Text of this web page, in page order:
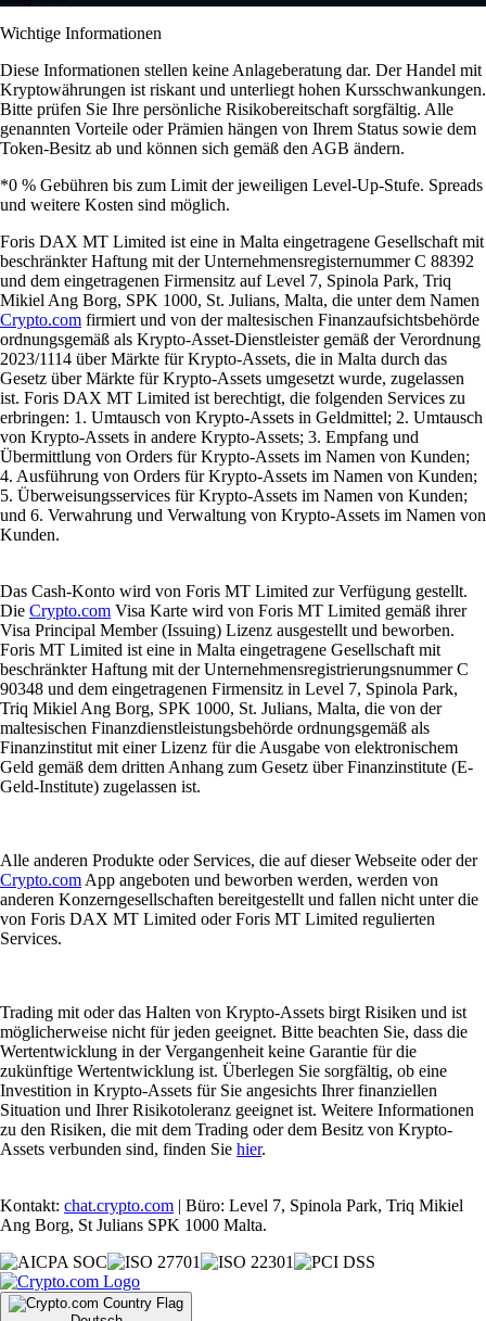
Wichtige Informationen
Diese Informationen stellen keine Anlageberatung dar. Der Handel mit
Kryptowährungen ist riskant und unterliegt hohen Kursschwankungen.
Bitte prüfen Sie Ihre persönliche Risikobereitschaft sorgfältig. Alle
genannten Vorteile oder Prämien hängen von Ihrem Status sowie dem
Token-Besitz ab und können sich gemäß den AGB ändern.
*0 % Gebühren bis zum Limit der jeweiligen Level-Up-Stufe. Spreads
und weitere Kosten sind möglich.
Foris DAX MT Limited ist eine in Malta eingetragene Gesellschaft mit
beschränkter Haftung mit der Unternehmensregisternummer C 88392
und dem eingetragenen Firmensitz auf Level 7, Spinola Park, Triq
Mikiel Ang Borg, SPK 1000, St. Julians, Malta, die unter dem Namen
Crypto.com firmiert und von der maltesischen Finanzaufsichtsbehörde
ordnungsgemäß als Krypto-Asset-Dienstleister gemäß der Verordnung
2023/1114 über Märkte für Krypto-Assets, die in Malta durch das
Gesetz über Märkte für Krypto-Assets umgesetzt wurde, zugelassen
ist. Foris DAX MT Limited ist berechtigt, die folgenden Services zu
erbringen: 1. Umtausch von Krypto-Assets in Geldmittel; 2. Umtausch
von Krypto-Assets in andere Krypto-Assets; 3. Empfang und
Übermittlung von Orders für Krypto-Assets im Namen von Kunden;
4. Ausführung von Orders für Krypto-Assets im Namen von Kunden;
5. Überweisungsservices für Krypto-Assets im Namen von Kunden;
und 6. Verwahrung und Verwaltung von Krypto-Assets im Namen von
Kunden.
Das Cash-Konto wird von Foris MT Limited zur Verfügung gestellt.
Die Crypto.com Visa Karte wird von Foris MT Limited gemäß ihrer
Visa Principal Member (Issuing) Lizenz ausgestellt und beworben.
Foris MT Limited ist eine in Malta eingetragene Gesellschaft mit
beschränkter Haftung mit der Unternehmensregistrierungsnummer C
90348 und dem eingetragenen Firmensitz in Level 7, Spinola Park,
Triq Mikiel Ang Borg, SPK 1000, St. Julians, Malta, die von der
maltesischen Finanzdienstleistungsbehörde ordnungsgemäß als
Finanzinstitut mit einer Lizenz für die Ausgabe von elektronischem
Geld gemäß dem dritten Anhang zum Gesetz über Finanzinstitute (E-
Geld-Institute) zugelassen ist.
Alle anderen Produkte oder Services, die auf dieser Webseite oder der
Crypto.com App angeboten und beworben werden, werden von
anderen Konzerngesellschaften bereitgestellt und fallen nicht unter die
von Foris DAX MT Limited oder Foris MT Limited regulierten
Services.
Trading mit oder das Halten von Krypto-Assets birgt Risiken und ist
möglicherweise nicht für jeden geeignet. Bitte beachten Sie, dass die
Wertentwicklung in der Vergangenheit keine Garantie für die
zukünftige Wertentwicklung ist. Überlegen Sie sorgfältig, ob eine
Investition in Krypto-Assets für Sie angesichts Ihrer finanziellen
Situation und Ihrer Risikotoleranz geeignet ist. Weitere Informationen
zu den Risiken, die mit dem Trading oder dem Besitz von Krypto-
Assets verbunden sind, finden Sie hier.
Kontakt: chat.crypto.com | Büro: Level 7, Spinola Park, Triq Mikiel
Ang Borg, St Julians SPK 1000 Malta.